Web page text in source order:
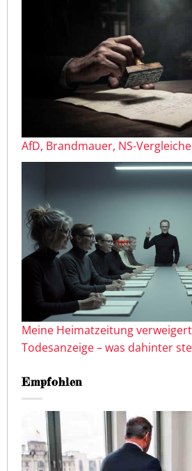
AfD, Brandmauer, NS-
Meine Heimatzeitung
Todesanzeige – was dahinter
Empfohlen